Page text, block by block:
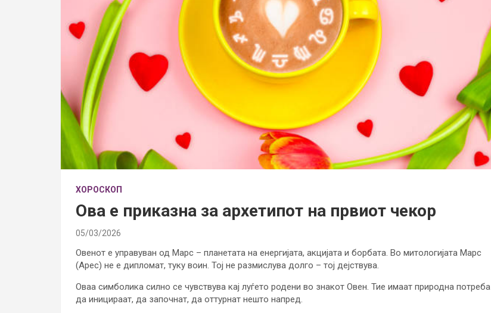
ХОРОСКОП
Ова е приказна за архетипот на првиот чекор
05/03/2026
Овенот е управуван од Марс – планетата на енергијата, акцијата и борбата. Во митологијата Марс
(Арес) не е дипломат, туку воин. Тој не размислува долго – тој дејствува.
Оваа симболика силно се чувствува кај луѓето родени во знакот Овен. Тие имаат природна потреба
да иницираат, да започнат, да оттурнат нешто напред.